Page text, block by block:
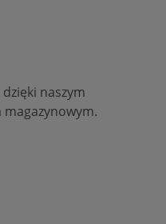
dzięki naszym